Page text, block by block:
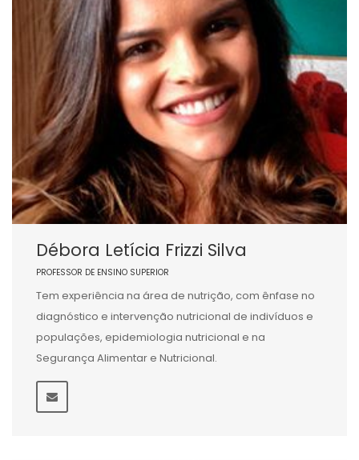
Débora Letícia Frizzi Silva
PROFESSOR DE ENSINO SUPERIOR
Tem experiência na área de nutrição, com ênfase no
diagnóstico e intervenção nutricional de indivíduos e
populações, epidemiologia nutricional e na
Segurança Alimentar e Nutricional.